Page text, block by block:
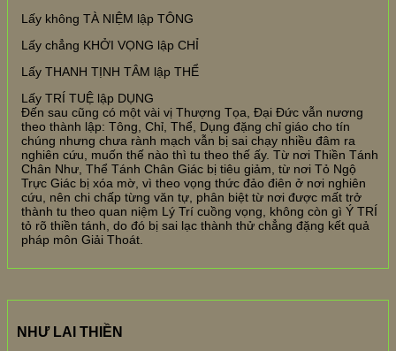
Lấy không TÀ NIỆM lập TÔNG
Lấy chẳng KHỞI VỌNG lập CHỈ
Lấy THANH TỊNH TÂM lập THỂ
Lấy TRÍ TUỆ lập DỤNG
Đến sau cũng có một vài vị Thượng Tọa, Đại Đức vẫn nương
theo thành lập: Tông, Chỉ, Thể, Dụng đặng chỉ giáo cho tín
chúng nhưng chưa rành mạch vẫn bị sai chạy nhiều đâm ra
nghiên cứu, muốn thế nào thì tu theo thế ấy. Từ nơi Thiền Tánh
Chân Như, Thể Tánh Chân Giác bị tiêu giảm, từ nơi Tỏ Ngộ
Trực Giác bị xóa mờ, vì theo vọng thức đảo điên ở nơi nghiên
cứu, nên chi chấp từng văn tự, phân biệt từ nơi được mất trở
thành tu theo quan niệm Lý Trí cuồng vọng, không còn gì Ý TRÍ
tỏ rõ thiền tánh, do đó bị sai lạc thành thử chẳng đặng kết quả
pháp môn Giải Thoát.
NHƯ LAI THIỀN